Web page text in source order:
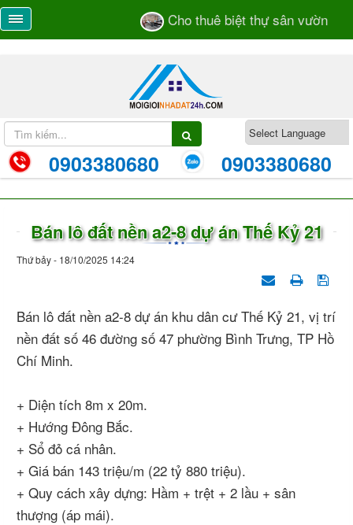
Cho thuê biệt thự sân vườn số
0903380680 0903380680
Bán lô đất nền a2-8 dự án Thế Kỷ 21
Thứ bảy - 18/10/2025 14:24
Bán lô đất nền a2-8 dự án khu dân cư Thế Kỷ 21, vị trí
nền đất số 46 đường số 47 phường Bình Trưng, TP Hồ
Chí Minh.
+ Diện tích 8m x 20m.
+ Hướng Đông Bắc.
+ Sổ đỏ cá nhân.
+ Giá bán 143 triệu/m (22 tỷ 880 triệu).
+ Quy cách xây dựng: Hầm + trệt + 2 lầu + sân
thượng (áp mái).